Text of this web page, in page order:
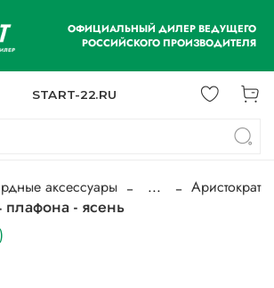
ОФИЦИАЛЬНЫЙ ДИЛЕР ВЕДУЩЕГО
РОССИЙСКОГО ПРОИЗВОДИТЕЛЯ
START-22.RU
аксессуары ... Аристократ
- ясень